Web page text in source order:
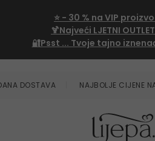
⭐ - 30 % na VIP
🍹Najveći LJETNI
🔐Psst ... Tvoje tajno
DOSTAVA NAJBOLJE CIJENE